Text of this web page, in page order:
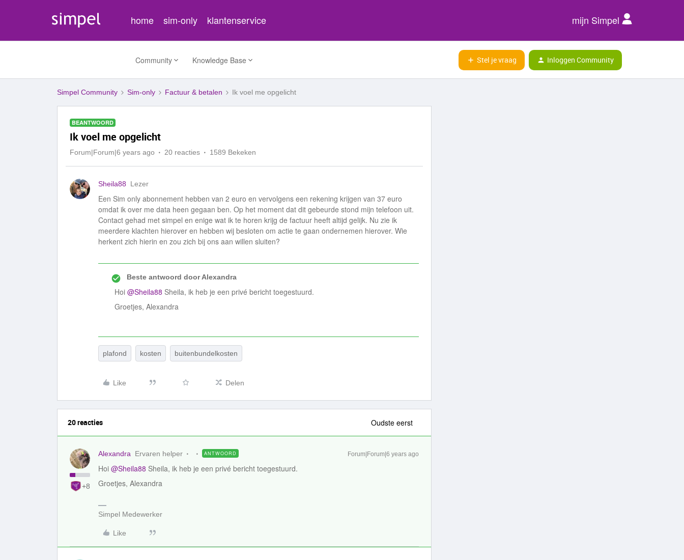
home sim-only klantenservice mijn Simpel
Community Knowledge Base Stel je vraag Inloggen Community
Simpel Community Sim-only Factuur & betalen Ik voel me opgelicht
BEANTWOORD
Ik voel me opgelicht
Forum|Forum|6 years ago 20 reacties 1589 Bekeken
Sheila88 Lezer
Een Sim only abonnement hebben van 2 euro en vervolgens een rekening krijgen van 37 euro
omdat ik over me data heen gegaan ben. Op het moment dat dit gebeurde stond mijn telefoon uit.
Contact gehad met simpel en enige wat ik te horen krijg de factuur heeft altijd gelijk. Nu zie ik
meerdere klachten hierover en hebben wij besloten om actie te gaan ondernemen hierover. Wie
herkent zich hierin en zou zich bij ons aan willen sluiten?
Beste antwoord doorAlexandra
Hoi @Sheila88 Sheila, ik heb je een privé bericht toegestuurd.
Groetjes, Alexandra
plafond kosten buitenbundelkosten
Like Delen
20 reacties Oudste eerst
+8
Alexandra Ervaren helper ANTWOORD Forum|Forum|6 years ago
Hoi @Sheila88 Sheila, ik heb je een privé bericht toegestuurd.
Groetjes, Alexandra
Simpel Medewerker
Like